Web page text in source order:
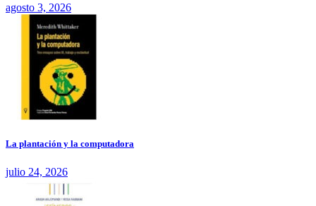
agosto 3, 2026
La plantación y la computadora
julio 24, 2026